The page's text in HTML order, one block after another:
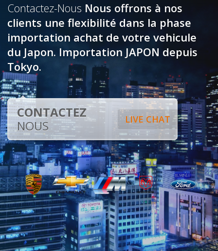
Contactez-Nous Nous offrons à nos
clients une flexibilité dans la phase
importation achat de votre vehicule
du Japon. Importation JAPON depuis
Tokyo.
LIVE CHAT
CONTACTEZ
NOUS